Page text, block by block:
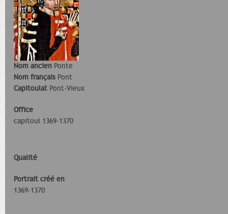
Nom ancien Ponte
Nom français Pont
Capitoulat Pont-Vieux
Office
capitoul 1369-1370
Qualité
Portrait créé en
1369-1370